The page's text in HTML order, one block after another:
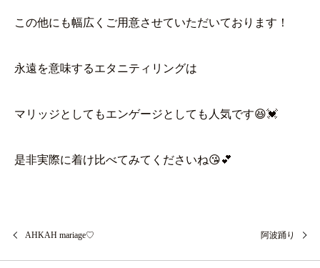
この他にも幅広くご用意させていただいております！
永遠を意味するエタニティリングは
マリッジとしてもエンゲージとしても人気です😆💓
是非実際に着け比べてみてくださいね😘💕
AHKAH mariage♡ 阿波踊り